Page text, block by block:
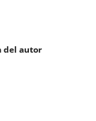
del autor